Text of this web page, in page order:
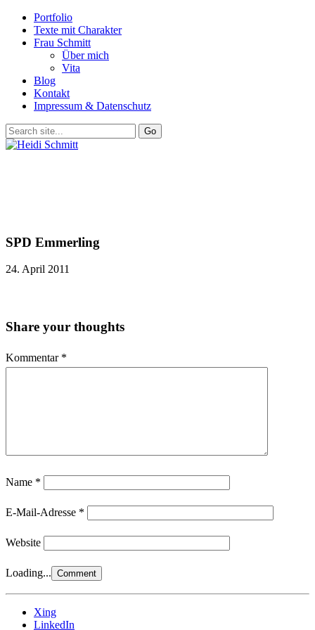
Portfolio
Texte mit Charakter
Frau Schmitt
Über mich
Vita
Blog
Kontakt
Impressum & Datenschutz
SPD Emmerling
24. April 2011
Share your thoughts
Kommentar *
Name *
E-Mail-Adresse *
Website
Loading...
Xing
LinkedIn